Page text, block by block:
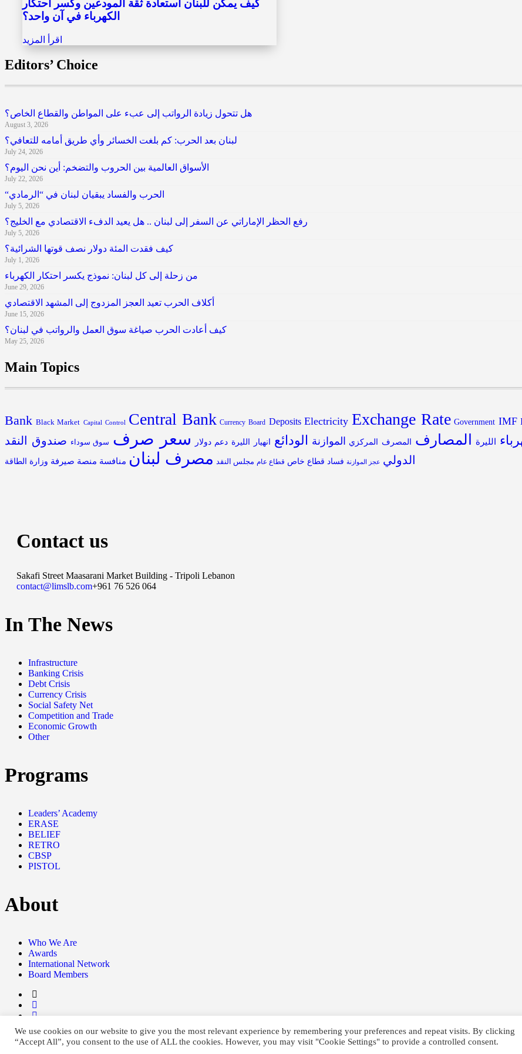
كيف يمكن للبنان استعادة ثقة المودعين وكسر احتكار
الكهرباء في آن واحد؟
اقرأ المزيد
Editors’ Choice
هل تتحول زيادة الرواتب إلى عبء على المواطن والقطاع الخاص؟
August 3, 2026
لبنان بعد الحرب: كم بلغت الخسائر وأي طريق أمامه للتعافي؟
July 24, 2026
الأسواق العالمية بين الحروب والتضخم: أين نحن اليوم؟
July 22, 2026
“الحرب والفساد يبقيان لبنان في “الرمادي
July 5, 2026
رفع الحظر الإماراتي عن السفر إلى لبنان .. هل يعيد الدفء الاقتصادي مع الخليج؟
July 5, 2026
كيف فقدت المئة دولار نصف قوتها الشرائية؟
July 1, 2026
من زحلة إلى كل لبنان: نموذج يكسر احتكار الكهرباء
June 29, 2026
أكلاف الحرب تعيد العجز المزدوج إلى المشهد الاقتصادي
June 15, 2026
كيف أعادت الحرب صياغة سوق العمل والرواتب في لبنان؟
May 25, 2026
Main Topics
Bank Black Market Capital Control Central Bank Currency Board Deposits Electricity Exchange Rate Government IMF
الليرة المصارف المصرف المركزي الموازنة الودائع انهيار الليرة دعم دولار سعر صرف سوق سوداء صندوق النقد
الدولي عجز الموازنة فساد قطاع خاص قطاع عام مجلس النقد مصرف لبنان منافسة منصة صيرفة وزارة الطاقة
Contact us
Sakafi Street Maasarani Market Building - Tripoli Lebanon
contact@limslb.com+961 76 526 064
In The News
Infrastructure
Banking Crisis
Debt Crisis
Currency Crisis
Social Safety Net
Competition and Trade
Economic Growth
Other
Programs
Leaders’ Academy
ERASE
BELIEF
RETRO
CBSP
PISTOL
About
Who We Are
Awards
International Network
Board Members
Privacy Policy / LIMS © 2024 All Rights Reserved /Terms of service
We use cookies on our website to give you the most relevant experience by remembering your preferences and repeat visits. By clicking
“Accept All”, you consent to the use of ALL the cookies. However, you may visit "Cookie Settings" to provide a controlled consent.